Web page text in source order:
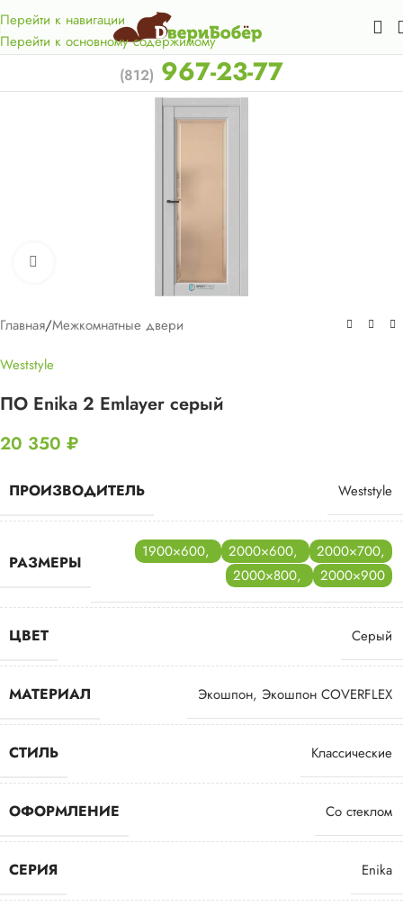
Перейти к навигации
Перейти к основному содержимому
км. от КАД.
(812) 967-23-77
Нажмите, чтобы увеличить
Главная/Межкомнатные двери
Weststyle
ПО Enika 2 Emlayer серый
20 350 ₽
ПРОИЗВОДИТЕЛЬ Weststyle
РАЗМЕРЫ
1900×600, 2000×600, 2000×700,
2000×800, 2000×900
ЦВЕТ Серый
МАТЕРИАЛ Экошпон, Экошпон COVERFLEX
СТИЛЬ Классические
ОФОРМЛЕНИЕ Со стеклом
СЕРИЯ Enika